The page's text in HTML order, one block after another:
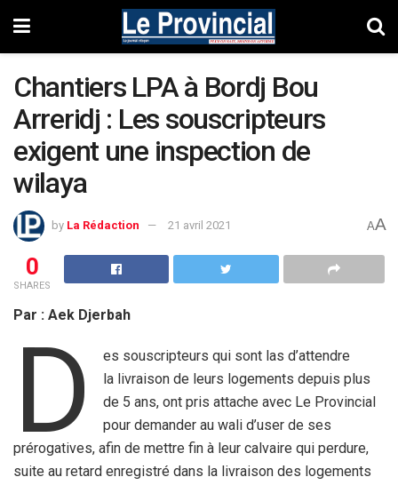
Chantiers LPA à Bordj Bou
Arreridj : Les souscripteurs
exigent une inspection de
wilaya
by La Rédaction 21 avril 2021 AA
0
SHARES
Par : Aek Djerbah
D
es souscripteurs qui sont las d’attendre
la livraison de leurs logements depuis plus
de 5 ans, ont pris attache avec Le Provincial
pour demander au wali d’user de ses
prérogatives, afin de mettre fin à leur calvaire qui perdure,
suite au retard enregistré dans la livraison des logements